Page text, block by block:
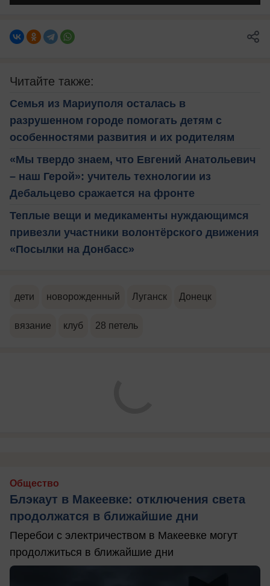
Читайте также:
Семья из Мариуполя осталась в
разрушенном городе помогать детям с
особенностями развития и их родителям
«Мы твердо знаем, что Евгений Анатольевич
– наш Герой»: учитель технологии из
Дебальцево сражается на фронте
Теплые вещи и медикаменты нуждающимся
привезли участники волонтёрского движения
«Посылки на Донбасс»
дети новорожденный Луганск Донецк
вязание клуб 28 петель
Общество
Блэкаут в Макеевке: отключения света
продолжатся в ближайшие дни
Перебои с электричеством в Макеевке могут
продолжиться в ближайшие дни